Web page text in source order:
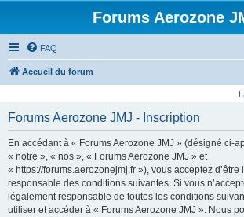
Forums Aerozone
FAQ
Accueil du forum
Forums Aerozone JMJ - Inscription
En accédant à « Forums Aerozone JMJ » (désigné ci-
« notre », « nos », « Forums Aerozone JMJ » et
« https://forums.aerozonejmj.fr »), vous acceptez d’être
responsable des conditions suivantes. Si vous
légalement responsable de toutes les conditions
utiliser et accéder à « Forums Aerozone JMJ ». Nous